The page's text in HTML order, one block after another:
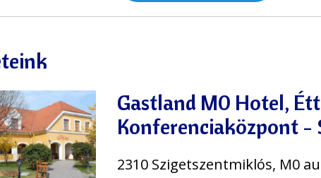
Gastland M0 Hotel,
Konferenciaközpont -
2310 Szigetszentmiklós, M0